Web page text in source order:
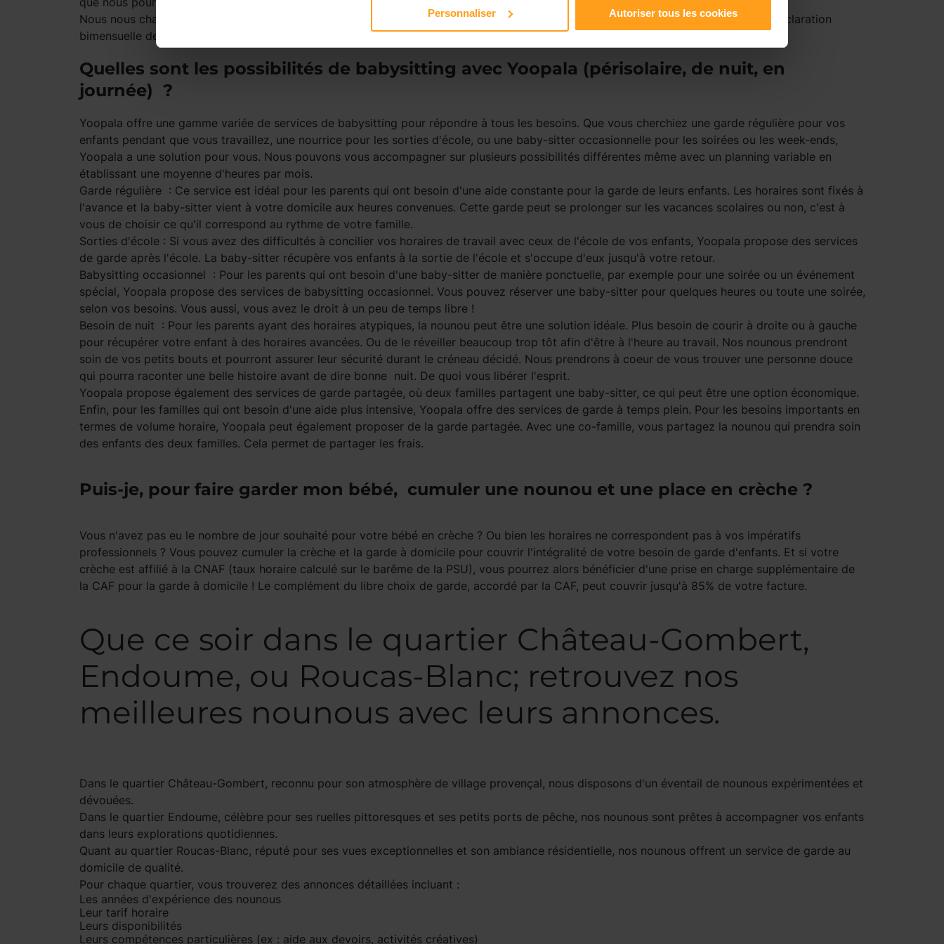
Personnaliser Autoriser tous les cookies
Nous nous chargerons ensuite de faire le contrat de travail de la ou du nounou que vous aurez validé, vous n'aurez qu'à faire une déclaration
bimensuelle des heures afin d'être facturé des heures consommez. La recette idéale pour un esprit tranquille !
Quelles sont les possibilités de babysitting avec Yoopala (périsolaire, de nuit, en
journée) ?
Yoopala offre une gamme variée de services de babysitting pour répondre à tous les besoins. Que vous cherchiez une garde régulière pour vos
enfants pendant que vous travaillez, une nourrice pour les sorties d'école, ou une baby-sitter occasionnelle pour les soirées ou les week-ends,
Yoopala a une solution pour vous. Nous pouvons vous accompagner sur plusieurs possibilités différentes même avec un planning variable en
établissant une moyenne d'heures par mois.
Garde régulière : Ce service est idéal pour les parents qui ont besoin d'une aide constante pour la garde de leurs enfants. Les horaires sont fixés à
l'avance et la baby-sitter vient à votre domicile aux heures convenues. Cette garde peut se prolonger sur les vacances scolaires ou non, c'est à
vous de choisir ce qu'il correspond au rythme de votre famille.
Sorties d'école : Si vous avez des difficultés à concilier vos horaires de travail avec ceux de l'école de vos enfants, Yoopala propose des services
de garde après l'école. La baby-sitter récupère vos enfants à la sortie de l'école et s'occupe d'eux jusqu'à votre retour.
Babysitting occasionnel : Pour les parents qui ont besoin d'une baby-sitter de manière ponctuelle, par exemple pour une soirée ou un événement
spécial, Yoopala propose des services de babysitting occasionnel. Vous pouvez réserver une baby-sitter pour quelques heures ou toute une soirée,
selon vos besoins. Vous aussi, vous avez le droit à un peu de temps libre !
Besoin de nuit : Pour les parents ayant des horaires atypiques, la nounou peut être une solution idéale. Plus besoin de courir à droite ou à gauche
pour récupérer votre enfant à des horaires avancées. Ou de le réveiller beaucoup trop tôt afin d'être à l'heure au travail. Nos nounous prendront
soin de vos petits bouts et pourront assurer leur sécurité durant le créneau décidé. Nous prendrons à coeur de vous trouver une personne douce
qui pourra raconter une belle histoire avant de dire bonne nuit. De quoi vous libérer l'esprit.
Yoopala propose également des services de garde partagée, où deux familles partagent une baby-sitter, ce qui peut être une option économique.
Enfin, pour les familles qui ont besoin d'une aide plus intensive, Yoopala offre des services de garde à temps plein. Pour les besoins importants en
termes de volume horaire, Yoopala peut également proposer de la garde partagée. Avec une co-famille, vous partagez la nounou qui prendra soin
des enfants des deux familles. Cela permet de partager les frais.
Puis-je, pour faire garder mon bébé, cumuler une nounou et une place en crèche ?
Vous n'avez pas eu le nombre de jour souhaité pour votre bébé en crèche ? Ou bien les horaires ne correspondent pas à vos impératifs
professionnels ? Vous pouvez cumuler la crèche et la garde à domicile pour couvrir l'intégralité de votre besoin de garde d'enfants. Et si votre
crèche est affilié à la CNAF (taux horaire calculé sur le barême de la PSU), vous pourrez alors bénéficier d'une prise en charge supplémentaire de
la CAF pour la garde à domicile ! Le complément du libre choix de garde, accordé par la CAF, peut couvrir jusqu'à 85% de votre facture.
Que ce soir dans le quartier Château-Gombert,
Endoume, ou Roucas-Blanc; retrouvez nos
meilleures nounous avec leurs annonces.
Dans le quartier Château-Gombert, reconnu pour son atmosphère de village provençal, nous disposons d'un éventail de nounous expérimentées et
dévouées.
Dans le quartier Endoume, célèbre pour ses ruelles pittoresques et ses petits ports de pêche, nos nounous sont prêtes à accompagner vos enfants
dans leurs explorations quotidiennes.
Quant au quartier Roucas-Blanc, réputé pour ses vues exceptionnelles et son ambiance résidentielle, nos nounous offrent un service de garde au
domicile de qualité.
Pour chaque quartier, vous trouverez des annonces détaillées incluant :
Les années d'expériencedes nounous
Leur tarif horaire
Leurs disponibilités
Leurs compétences particulières (ex : aide aux devoirs, activités créatives)